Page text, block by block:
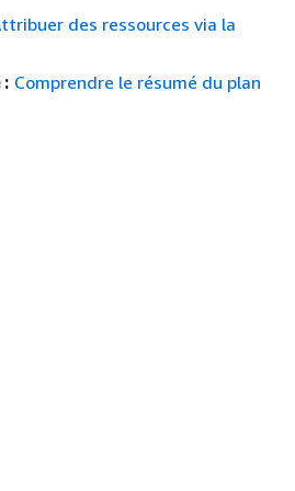
des ressources via la
: Comprendre le résumé du plan